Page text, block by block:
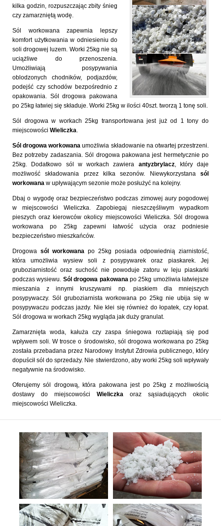
kilka godzin, rozpuszczając zbity śnieg
czy zamarzniętą wodę.
Sól workowana zapewnia lepszy
komfort użytkowania w odniesieniu do
soli drogowej luzem. Worki 25kg nie są
uciążliwe do przenoszenia.
Umożliwiają posypywania
oblodzonych chodników, podjazdów,
podejść czy schodów bezpośrednio z
opakowania. Sól drogowa pakowana
po 25kg łatwiej się składuje. Worki 25kg w ilości 40szt. tworzą 1 tonę soli.
Sól drogowa w workach 25kg transportowana jest już od 1 tony do
miejscowości Wieliczka.
Sól drogowa workowana umożliwia składowanie na otwartej przestrzeni.
Bez potrzeby zadaszania. Sól drogowa pakowana jest hermetycznie po
25kg. Dodatkowo sól w workach zawiera antyzbrylacz, który daje
możliwość składowania przez kilka sezonów. Niewykorzystana sól
workowana w upływającym sezonie może posłużyć na kolejny.
Dbaj o wygodę oraz bezpieczeństwo podczas zimowej aury pogodowej
w miejscowości Wieliczka. Zapobiegaj nieszczęśliwym wypadkom
pieszych oraz kierowców okolicy miejscowości Wieliczka. Sól drogowa
workowana po 25kg zapewni łatwość użycia oraz podniesie
bezpieczeństwo mieszkańców.
Drogowa sól workowana po 25kg posiada odpowiednią ziarnistość,
która umożliwia wysiew soli z posypywarek oraz piaskarek. Jej
gruboziarnistość oraz suchość nie powoduje zatoru w leju piaskarki
podczas wysiewu. Sól drogowa pakowanapo 25kg umożliwia łatwiejsze
mieszania z innymi kruszywami np. piaskiem dla mniejszych
posypywaczy. Sól gruboziarnista workowana po 25kg nie ubija się w
posypywaczu podczas jazdy. Nie klei się również do łopatek, czy łopat.
Sól drogowa w workach 25kg wygląda jak duży granulat.
Zamarznięta woda, kałuża czy zaspa śniegowa roztapiają się pod
wpływem soli. W trosce o środowisko, sól drogowa workowana po 25kg
została przebadana przez Narodowy Instytut Zdrowia publicznego, który
dopuścił sól do sprzedaży. Nie stwierdzono, aby worki 25kg soli wpływały
negatywnie na środowisko.
Oferujemy sól drogową, która pakowana jest po 25kg z możliwością
dostawy do miejscowości Wieliczka oraz sąsiadujących okolic
miejscowości Wieliczka.